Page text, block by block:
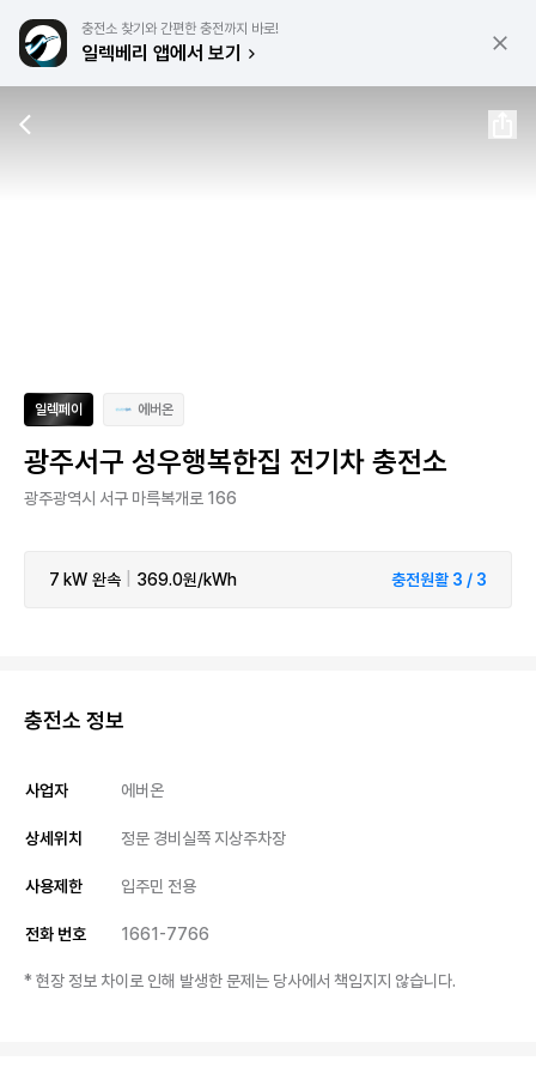
충전소 찾기와 간편한 충전까지 바로!
일렉베리 앱에서 보기
일렉페이 에버온
광주서구 성우행복한집 전기차 충전소
광주광역시 서구 마륵복개로 166
7 kW 완속 369.0원/kWh 충전원활 3 / 3
충전소 정보
사업자 에버온
상세위치 정문 경비실쪽 지상주차장
사용제한 입주민 전용
전화 번호 1661-7766
* 현장 정보 차이로 인해 발생한 문제는 당사에서 책임지지 않습니다.